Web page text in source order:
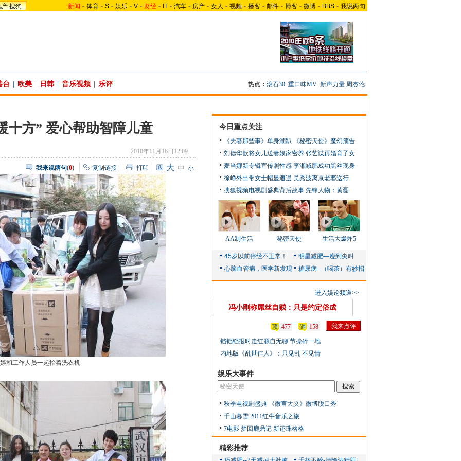
产 搜狗 新闻 - 体育 - S - 娱乐 - V - 财经 - IT - 汽车 - 房产 - 女人 - 视频 - 播客 - 邮件 - 博客 - 微博 - BBS - 我说两句
台 欧美 日韩 音乐视频 乐评 热点： 滚石30 重口味MV 新声力量 周杰伦
十方” 爱心帮助智障儿童
2010年11月16日12:09
我来说两句(0) 复制链接 打印 大 中 小
和工作人员一起抬着洗衣机
今日重点关注
《夫妻那些事》单身潮趴
《秘密天使》魔幻预告
刘德华欲将女儿送妻娘家密养 张艺谋再婚育子女
麦当娜新专辑宣传照性感 李湘减肥成功黑丝现身
徐峥外出带女士帽显邋遢 吴秀波离京老婆送行
搜狐视频电视剧盛典背后故事 先锋人物：黄磊
AA制生活 秘密天使 生活大爆炸5
进入娱论频道>>
冯小刚称屌丝自贱：只是约定俗成
顶 477 砸
158
铛铛铛报时走红源自无聊 节操碎一地
内地版《乱世佳人》：只见乱 不见情
娱乐大事件
秋季电视剧盛典
《微言大义》微博脱口秀
千山暮雪 2011红牛音乐之旅
7电影 梦回鹿鼎记 新还珠格格
精彩推荐